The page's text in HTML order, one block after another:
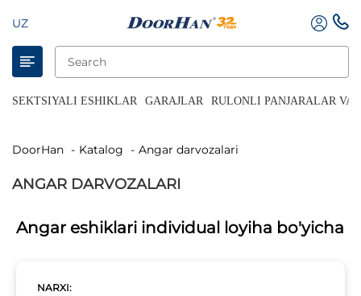
UZ
SEKTSIYALI ESHIKLAR GARAJLAR RULONLI PANJARALAR VA
DoorHan Katalog Angar darvozalari
ANGAR DARVOZALARI
Angar eshiklari individual loyiha bo'yicha
NARXI: